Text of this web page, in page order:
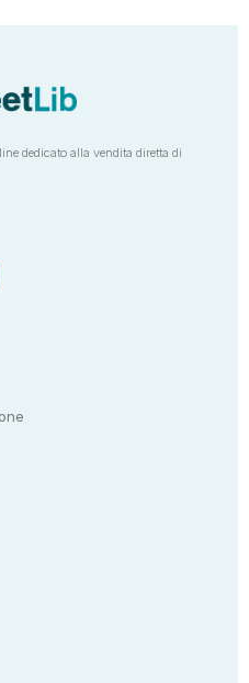
dedicato alla vendita diretta di